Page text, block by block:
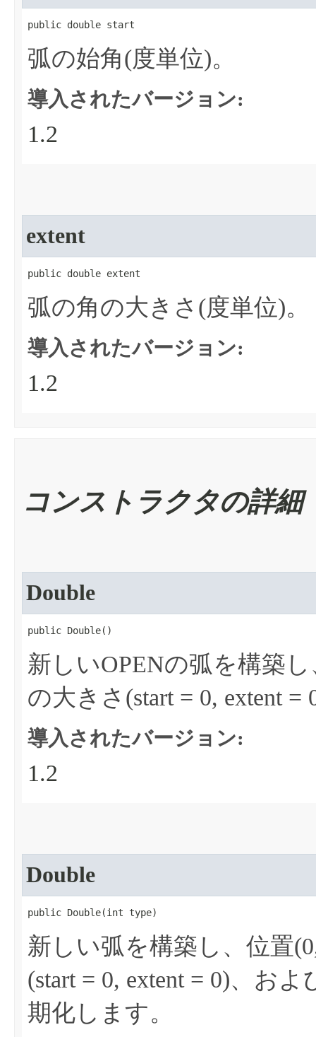
public double start
弧の始角(度単位)。
導入されたバージョン:
1.2
extent
public double extent
弧の角の大きさ(度単位)。
導入されたバージョン:
1.2
コンストラクタの詳細
Double
public Double​()
新しいOPENの弧を構築
の大きさ(start = 0, extent
導入されたバージョン:
1.2
Double
public Double​(int type)
新しい弧を構築し、位置
(start = 0, extent = 0)、お
期化します。